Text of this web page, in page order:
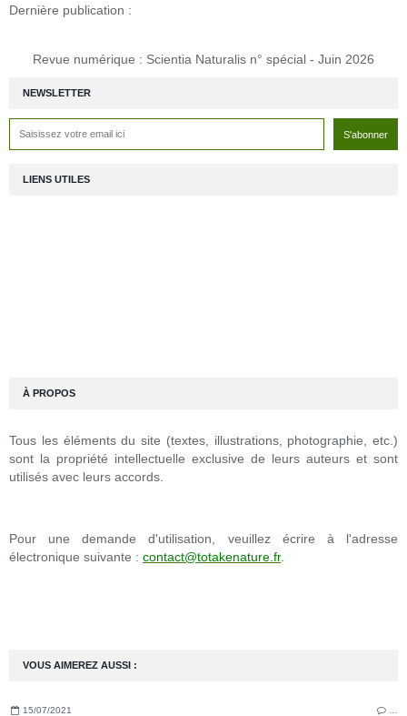
NEWSLETTER
VOUS AIMEREZ AUSSI :
15/07/2021
Dernière publication :
Revue numérique : Scientia Naturalis n° spécial - Juin 2026
LIENS UTILES
À PROPOS
Tous les éléments du site (textes, illustrations, photographie, etc.)
sont la propriété intellectuelle exclusive de leurs auteurs et sont
utilisés avec leurs accords.
Pour une demande d'utilisation, veuillez écrire à l'adresse
électronique suivante : contact@totakenature.fr